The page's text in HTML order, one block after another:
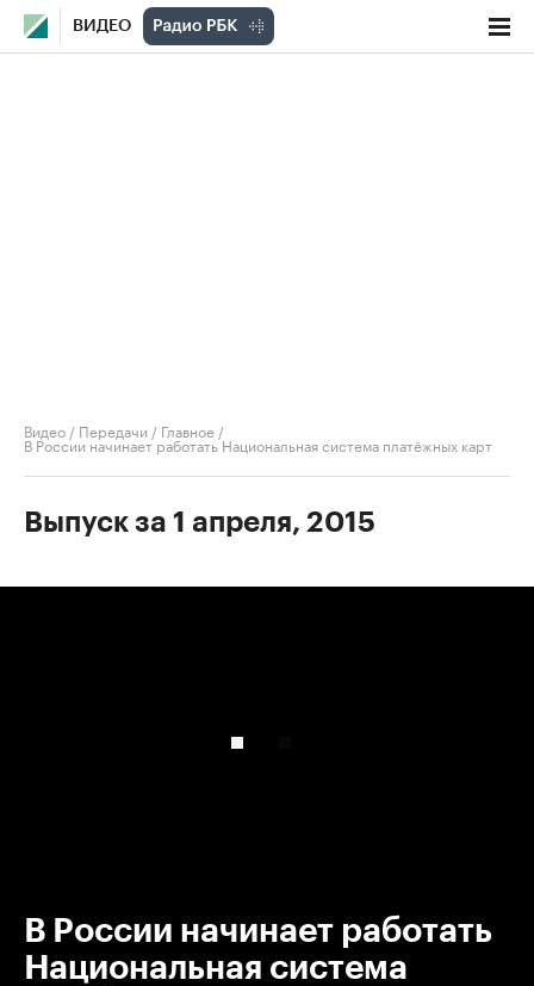
ВИДЕО
Видео / Передачи / Главное /
В России начинает работать Национальная система платёжных карт
Выпуск за 1 апреля, 2015
В России начинает работать
Национальная система